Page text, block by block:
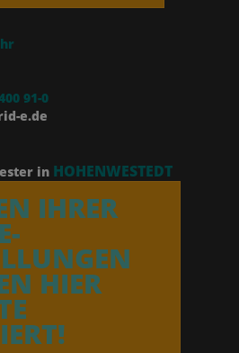
91-0
e.de
in HOHENWESTEDT
IHRER
HIER